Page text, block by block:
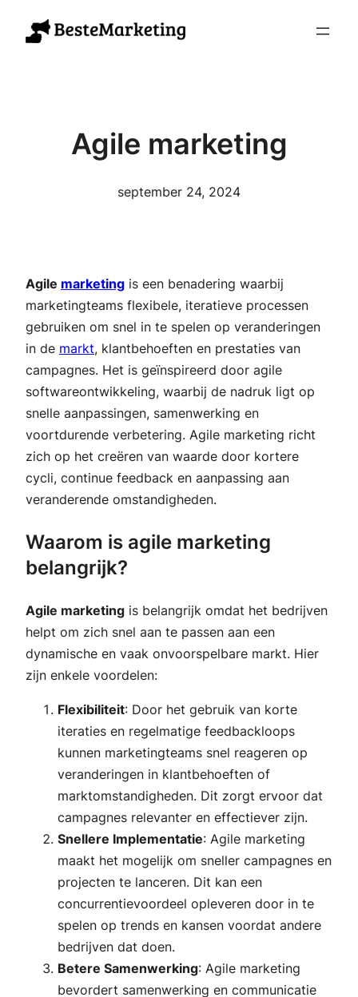
naar
Agile marketing
september 24, 2024
Agile marketing is een benadering waarbij
marketingteams flexibele, iteratieve processen
gebruiken om snel in te spelen op veranderingen
in de markt, klantbehoeften en prestaties van
campagnes. Het is geïnspireerd door agile
softwareontwikkeling, waarbij de nadruk ligt op
snelle aanpassingen, samenwerking en
voortdurende verbetering. Agile marketing richt
zich op het creëren van waarde door kortere
cycli, continue feedback en aanpassing aan
veranderende omstandigheden.
Waarom is agile marketing
belangrijk?
Agile marketing is belangrijk omdat het bedrijven
helpt om zich snel aan te passen aan een
dynamische en vaak onvoorspelbare markt. Hier
zijn enkele voordelen:
Flexibiliteit: Door het gebruik van korte
iteraties en regelmatige feedbackloops
kunnen marketingteams snel reageren op
veranderingen in klantbehoeften of
marktomstandigheden. Dit zorgt ervoor dat
campagnes relevanter en effectiever zijn.
Snellere Implementatie: Agile marketing
maakt het mogelijk om sneller campagnes en
projecten te lanceren. Dit kan een
concurrentievoordeel opleveren door in te
spelen op trends en kansen voordat andere
bedrijven dat doen.
Betere Samenwerking: Agile marketing
bevordert samenwerking en communicatie